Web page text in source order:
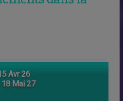
Avr 26
18 Mai 27